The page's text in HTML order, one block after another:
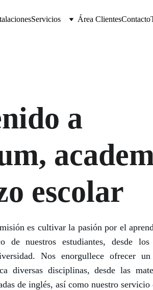
Servicios Área ClientesContacto
a
escolar
es cultivar la pasión por el
de nuestros estudiantes, desde
Nos enorgullece ofrecer
diversas disciplinas, desde las
de inglés, así como nuestro